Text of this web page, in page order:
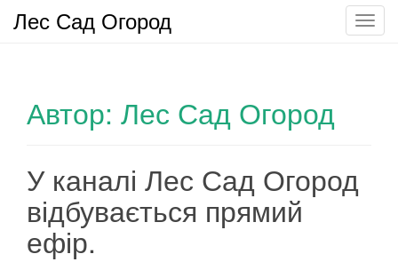
П
Лес Сад Огород
Автор: Лес Сад Огород
У каналі Лес Сад Огород
відбувається прямий
ефір.